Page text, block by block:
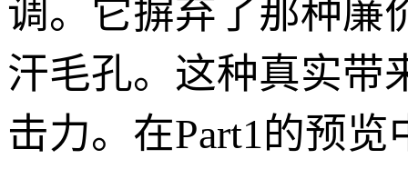
调。它摒弃了那种廉
汗毛孔。这种真实带
击力。在Part1的预